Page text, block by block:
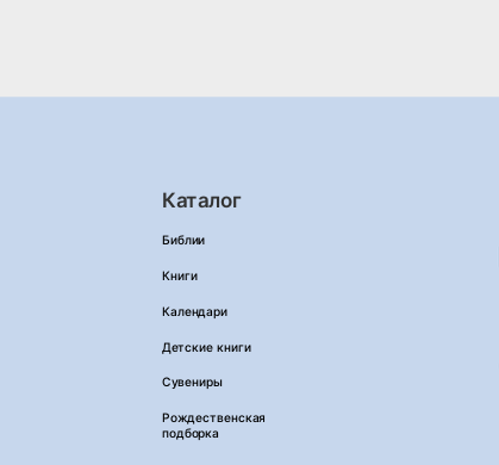
Каталог
Библии
Книги
Календари
Детские книги
Сувениры
Рождественская
подборка